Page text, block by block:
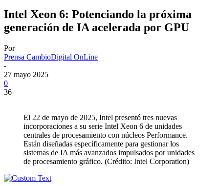
Intel Xeon 6: Potenciando la próxima
generación de IA acelerada por GPU
Por
Prensa CambioDigital OnLine
-
27 mayo 2025
0
36
El 22 de mayo de 2025, Intel presentó tres nuevas
incorporaciones a su serie Intel Xeon 6 de unidades
centrales de procesamiento con núcleos Performance.
Están diseñadas específicamente para gestionar los
sistemas de IA más avanzados impulsados por unidades
de procesamiento gráfico. (Crédito: Intel Corporation)